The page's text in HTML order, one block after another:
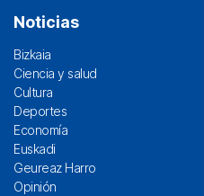
Noticias
Bizkaia
Ciencia y salud
Cultura
Deportes
Economía
Euskadi
Geureaz Harro
Opinión